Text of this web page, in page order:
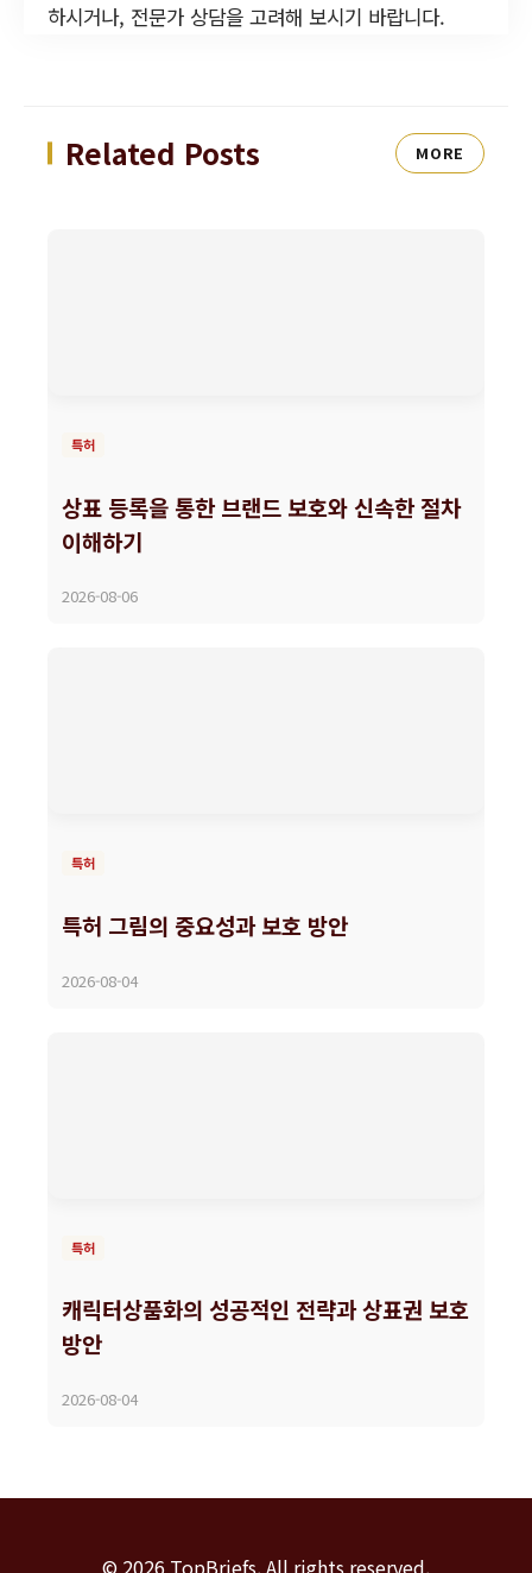
하시거나, 전문가 상담을 고려해 보시기 바랍니다.
Related Posts MORE
특허
상표 등록을 통한 브랜드 보호와 신속한 절차
이해하기
2026-08-06
특허
특허 그림의 중요성과 보호 방안
2026-08-04
특허
캐릭터상품화의 성공적인 전략과 상표권 보호
방안
2026-08-04
© 2026 TopBriefs. All rights reserved.